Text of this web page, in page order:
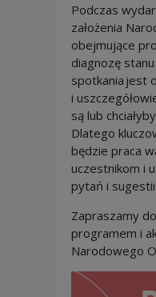
Podczas
założenia
obejmujące
diagnozę
spotkania jest
i
są lub
Dlatego
będzie praca
uczestnikom i
pytań i
Zapraszamy
programem i
Narodowego